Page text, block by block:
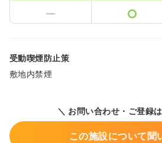
受動喫煙防止策
敷地内禁煙
＼ お問い合わせ・ご登録
この施設について聞